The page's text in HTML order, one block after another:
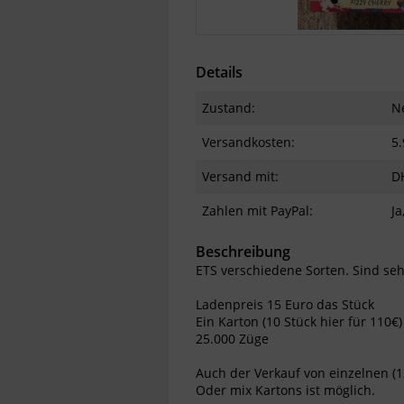
Details
Zustand:
Versandkosten:
Versand mit:
Zahlen mit PayPal:
Beschreibung
ETS verschiedene Sorten. Sind
Ladenpreis 15 Euro das Stück
Ein Karton (10 Stück hier für 110€)
25.000 Züge
Auch der Verkauf von einzelnen
Oder mix Kartons ist möglich.